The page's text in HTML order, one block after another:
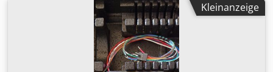
Kleinanzeige